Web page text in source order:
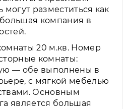
могут разместиться как
компания в
20 м.кв. Номер
комнаты:
— обе выполнены в
с мягкой мебелью
Основным
является большая